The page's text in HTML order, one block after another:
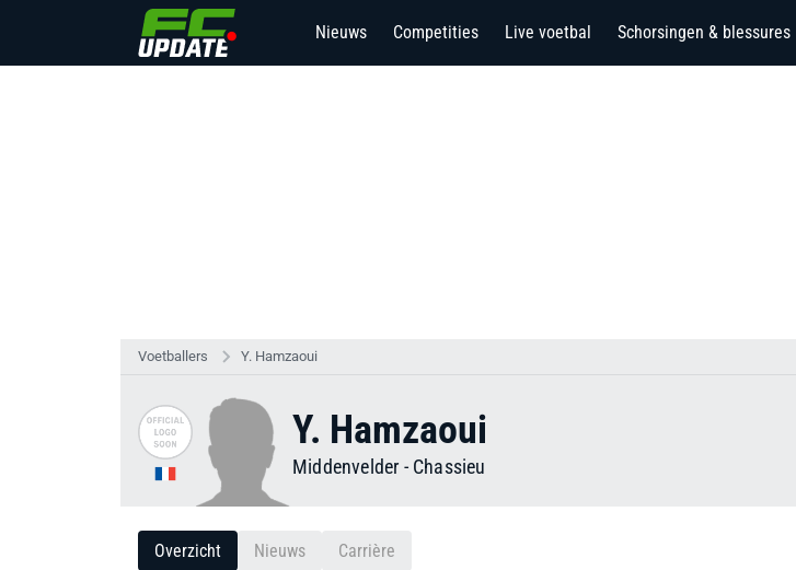
Nieuws Competities Live voetbal Schorsingen & blessures
Voetballers Y. Hamzaoui
Y. Hamzaoui
Middenvelder - Chassieu
Overzicht Nieuws Carrière